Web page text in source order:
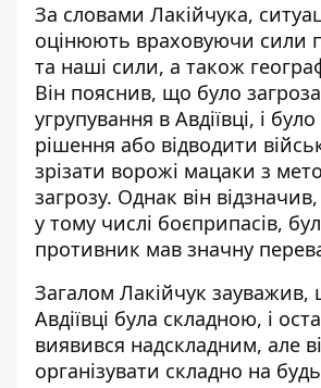
За словами Лакійчука,
оцінюють враховуючи сили
та наші сили, а також
Він пояснив, що було
угрупування в Авдіївці, і
рішення або відводити
зрізати ворожі мацаки з
загрозу. Однак він
у тому числі боєприпасів,
противник мав значну
Загалом Лакійчук зауважив,
Авдіївці була складною, і
виявився надскладним, але
організувати складно на